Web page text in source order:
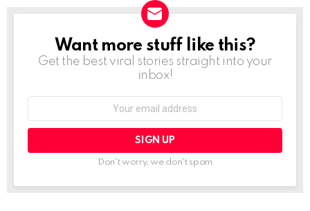
NEWSLETTER
Want more stuff like this?
Get the best viral stories straight into your
inbox!
Don't worry, we don't spam